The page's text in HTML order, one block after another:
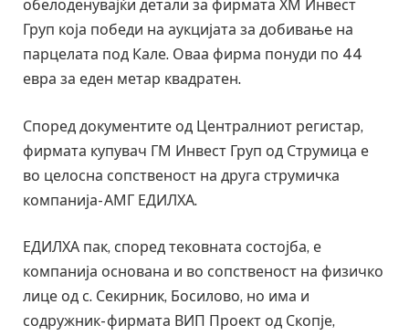
обелоденувајќи детали за фирмата ХМ Инвест
Груп која победи на аукцијата за добивање на
парцелата под Кале. Оваа фирма понуди по 44
евра за еден метар квадратен.
Според документите од Централниот регистар,
фирмата купувач ГМ Инвест Груп од Струмица е
во целосна сопственост на друга струмичка
компанија- АМГ ЕДИЛХА.
ЕДИЛХА пак, според тековната состојба, е
компанија основана и во сопственост на физичко
лице од с. Секирник, Босилово, но има и
содружник- фирмата ВИП Проект од Скопје,